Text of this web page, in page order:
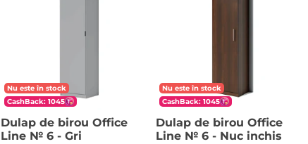
Nu este în stock
CashBack: 1045
Dulap de birou Office
Line № 6 - Gri
Nu este în stock
CashBack: 1045
Dulap de birou Office
Line № 6 - Nuc inchis